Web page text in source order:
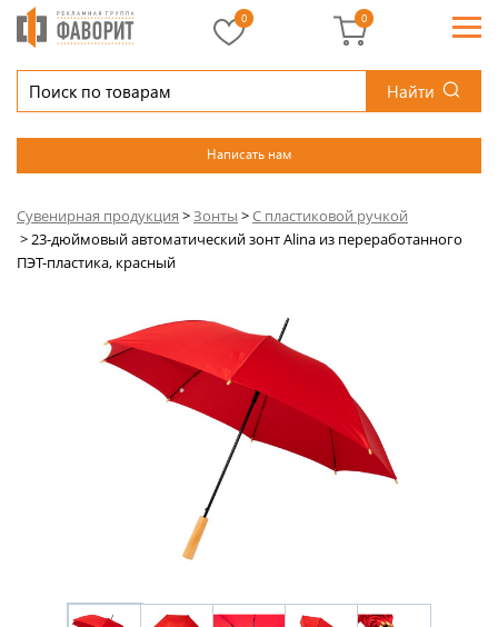
Найти
Написать нам
0 0
Сувенирная продукция >Зонты >С пластиковой ручкой
>23-дюймовый автоматический зонт Alina из переработанного
ПЭТ-пластика, красный